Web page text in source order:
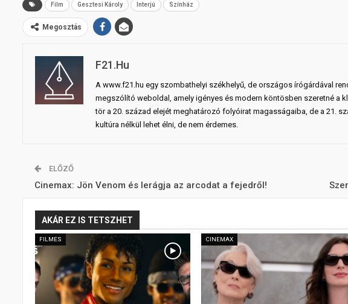
Film Gesztesi Károly Interjú Színház
Megosztás
F21.hu
A www.f21.hu egy szombathelyi székhelyű, de országos írógárdával
megszólító weboldal, amely igényes és modern köntösben szeretné a
tör a 20. század elejét meghatározó folyóirat magasságaiba, de a 21.
kultúra nélkül lehet élni, de nem érdemes.
ELŐZŐ
Cinemax: Jön Venom és lerágja az arcodat a fejedről!
AKÁR EZ IS TETSZHET
FILMES CINEMAX